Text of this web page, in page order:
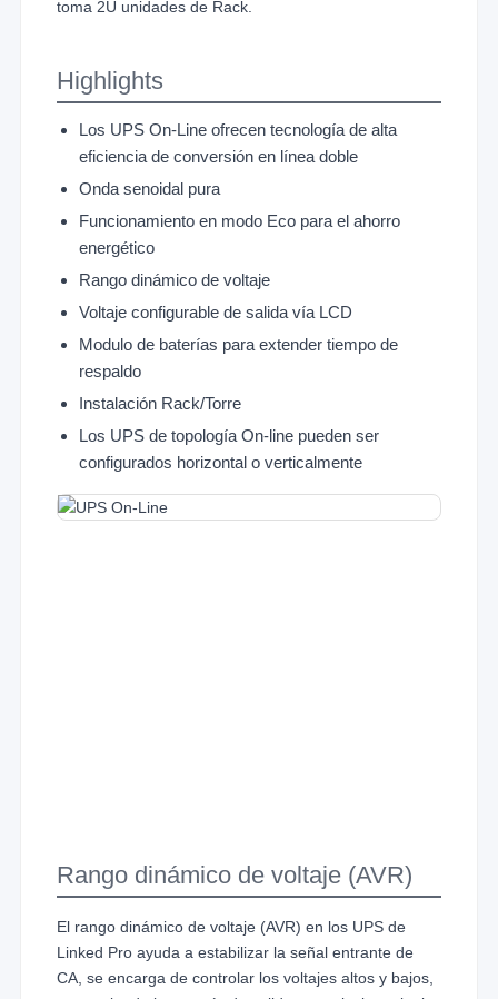
toma 2U unidades de Rack.
Highlights
Los UPS On-Line ofrecen tecnología de alta
eficiencia de conversión en línea doble
Onda senoidal pura
Funcionamiento en modo Eco para el ahorro
energético
Rango dinámico de voltaje
Voltaje configurable de salida vía LCD
Modulo de baterías para extender tiempo de
respaldo
Instalación Rack/Torre
Los UPS de topología On-line pueden ser
configurados horizontal o verticalmente
Rango dinámico de voltaje (AVR)
El rango dinámico de voltaje (AVR) en los UPS de
Linked Pro ayuda a estabilizar la señal entrante de
CA, se encarga de controlar los voltajes altos y bajos,